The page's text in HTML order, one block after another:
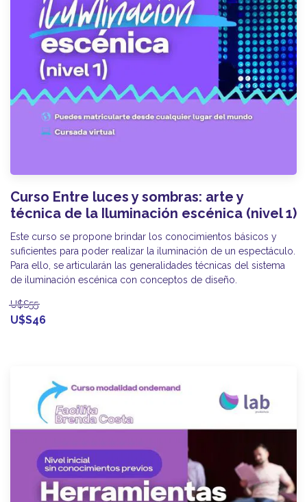
Curso Entre luces y sombras: arte y
técnica de la Iluminación escénica (nivel 1)
Este curso se propone brindar los conocimientos básicos y
suficientes para poder realizar la iluminación de un espectáculo.
Para ello, se articularán las generalidades técnicas del sistema
de iluminación escénica con conceptos de diseño.
U$S55
U$S46